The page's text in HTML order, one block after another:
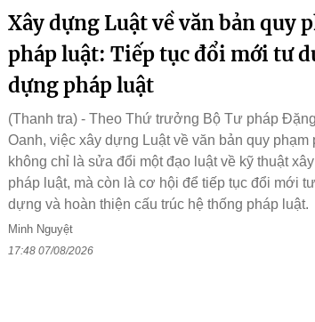
Xây dựng Luật về văn bản quy
pháp luật: Tiếp tục đổi mới tư
dựng pháp luật
(Thanh tra) - Theo Thứ trưởng Bộ Tư pháp
Oanh, việc xây dựng Luật về văn bản quy phạm
không chỉ là sửa đổi một đạo luật về kỹ thuật
pháp luật, mà còn là cơ hội để tiếp tục đổi mới
dựng và hoàn thiện cấu trúc hệ thống pháp luật.
Minh Nguyệt
17:48 07/08/2026